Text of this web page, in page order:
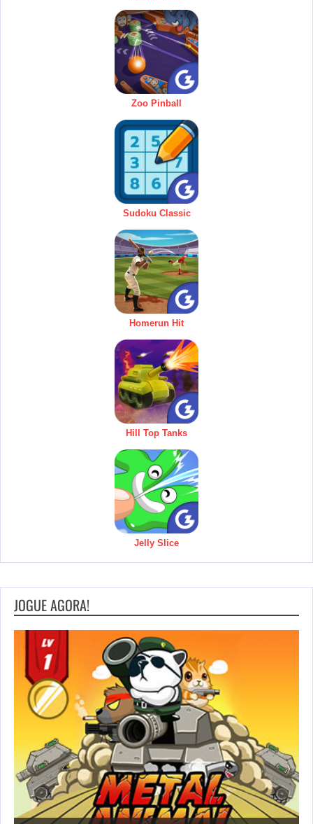
Zoo Pinball
Sudoku Classic
Homerun Hit
Hill Top Tanks
Jelly Slice
JOGUE AGORA!